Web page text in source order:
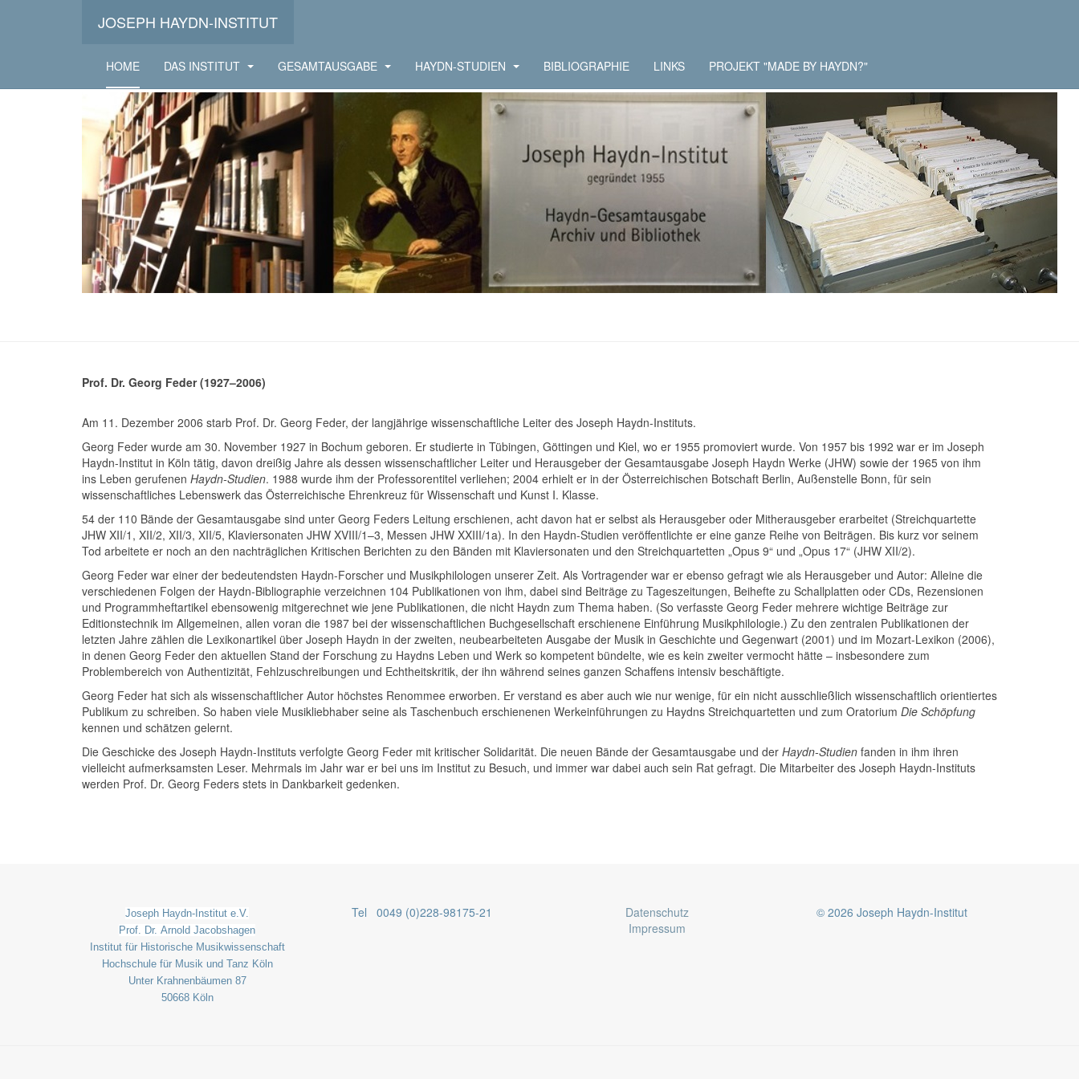
JOSEPH HAYDN-INSTITUT
HOME DAS INSTITUT GESAMTAUSGABE HAYDN-STUDIEN BIBLIOGRAPHIE LINKS PROJEKT "MADE BY HAYDN?"
Prof. Dr. Georg Feder (1927–2006)
Am 11. Dezember 2006 starb Prof. Dr. Georg Feder, der langjährige wissenschaftliche Leiter des Joseph Haydn-Instituts.
Georg Feder wurde am 30. November 1927 in Bochum geboren. Er studierte in Tübingen, Göttingen und Kiel, wo er 1955 promoviert wurde. Von 1957 bis 1992 war er im Joseph
Haydn-Institut in Köln tätig, davon dreißig Jahre als dessen wissenschaftlicher Leiter und Herausgeber der Gesamtausgabe Joseph Haydn Werke (JHW) sowie der 1965 von ihm
ins Leben gerufenen Haydn-Studien. 1988 wurde ihm der Professorentitel verliehen; 2004 erhielt er in der Österreichischen Botschaft Berlin, Außenstelle Bonn, für sein
wissenschaftliches Lebenswerk das Österreichische Ehrenkreuz für Wissenschaft und Kunst I. Klasse.
54 der 110 Bände der Gesamtausgabe sind unter Georg Feders Leitung erschienen, acht davon hat er selbst als Herausgeber oder Mitherausgeber erarbeitet (Streichquartette
JHW XII/1, XII/2, XII/3, XII/5, Klaviersonaten JHW XVIII/1–3, Messen JHW XXIII/1a). In den Haydn-Studien veröffentlichte er eine ganze Reihe von Beiträgen. Bis kurz vor seinem
Tod arbeitete er noch an den nachträglichen Kritischen Berichten zu den Bänden mit Klaviersonaten und den Streichquartetten „Opus 9“ und „Opus 17“ (JHW XII/2).
Georg Feder war einer der bedeutendsten Haydn-Forscher und Musikphilologen unserer Zeit. Als Vortragender war er ebenso gefragt wie als Herausgeber und Autor: Alleine die
verschiedenen Folgen der Haydn-Bibliographie verzeichnen 104 Publikationen von ihm, dabei sind Beiträge zu Tageszeitungen, Beihefte zu Schallplatten oder CDs, Rezensionen
und Programmheftartikel ebensowenig mitgerechnet wie jene Publikationen, die nicht Haydn zum Thema haben. (So verfasste Georg Feder mehrere wichtige Beiträge zur
Editionstechnik im Allgemeinen, allen voran die 1987 bei der wissenschaftlichen Buchgesellschaft erschienene Einführung Musikphilologie.) Zu den zentralen Publikationen der
letzten Jahre zählen die Lexikonartikel über Joseph Haydn in der zweiten, neubearbeiteten Ausgabe der Musik in Geschichte und Gegenwart (2001) und im Mozart-Lexikon (2006),
in denen Georg Feder den aktuellen Stand der Forschung zu Haydns Leben und Werk so kompetent bündelte, wie es kein zweiter vermocht hätte – insbesondere zum
Problembereich von Authentizität, Fehlzuschreibungen und Echtheitskritik, der ihn während seines ganzen Schaffens intensiv beschäftigte.
Georg Feder hat sich als wissenschaftlicher Autor höchstes Renommee erworben. Er verstand es aber auch wie nur wenige, für ein nicht ausschließlich wissenschaftlich orientiertes
Publikum zu schreiben. So haben viele Musikliebhaber seine als Taschenbuch erschienenen Werkeinführungen zu Haydns Streichquartetten und zum Oratorium Die Schöpfung
kennen und schätzen gelernt.
Die Geschicke des Joseph Haydn-Instituts verfolgte Georg Feder mit kritischer Solidarität. Die neuen Bände der Gesamtausgabe und der Haydn-Studien fanden in ihm ihren
vielleicht aufmerksamsten Leser. Mehrmals im Jahr war er bei uns im Institut zu Besuch, und immer war dabei auch sein Rat gefragt. Die Mitarbeiter des Joseph Haydn-Instituts
werden Prof. Dr. Georg Feders stets in Dankbarkeit gedenken.
Joseph Haydn-Institut e.V.
Prof. Dr. Arnold Jacobshagen
Institut für Historische Musikwissenschaft
Hochschule für Musik und Tanz Köln
Unter Krahnenbäumen 87
50668 Köln
Tel 0049 (0)228-98175-21
Datenschutz
Impressum
© 2026 Joseph Haydn-Institut